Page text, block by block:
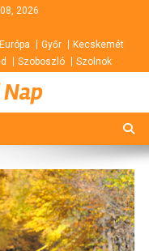
2026
Európa Győr
Kecskemét
Szoboszló Szolnok
Nap